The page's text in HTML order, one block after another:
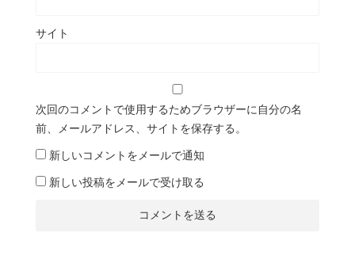
サイト
次回のコメントで使用するためブラウザーに自分の名
前、メールアドレス、サイトを保存する。
新しいコメントをメールで通知
新しい投稿をメールで受け取る